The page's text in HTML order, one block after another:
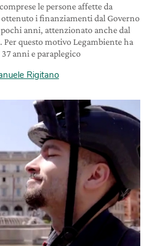
le persone affette da
i finanziamenti dal Governo
anni, attenzionato anche dal
questo motivo Legambiente ha
anni e paraplegico
Rigitano